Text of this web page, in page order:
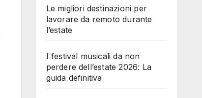
Le migliori destinazioni per
lavorare da remoto durante
l’estate
I festival musicali da non
perdere dell’estate 2026: La
guida definitiva